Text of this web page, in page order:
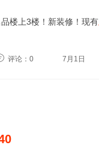
楼上3楼！新装修！现有
评论：0 7月1日